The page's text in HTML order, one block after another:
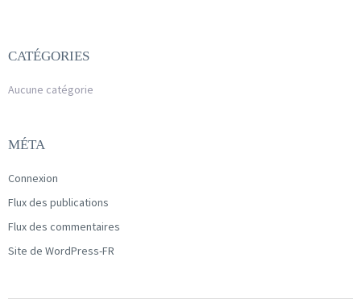
CATÉGORIES
Aucune catégorie
MÉTA
Connexion
Flux des publications
Flux des commentaires
Site de WordPress-FR